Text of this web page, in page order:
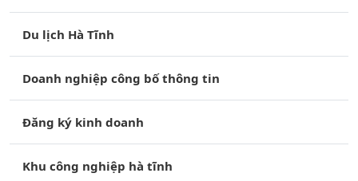
Du lịch Hà Tĩnh
Doanh nghiệp công bố thông tin
Đăng ký kinh doanh
Khu công nghiệp hà tĩnh